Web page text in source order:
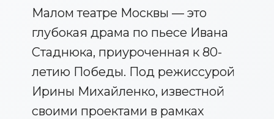
Малом театре Москвы — это
глубокая драма по пьесе Ивана
Стаднюка, приуроченная к 80-
летию Победы. Под режиссурой
Ирины Михайленко, известной
своими проектами в рамках